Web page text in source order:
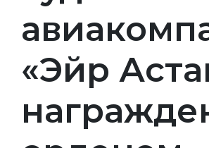
«Эйр